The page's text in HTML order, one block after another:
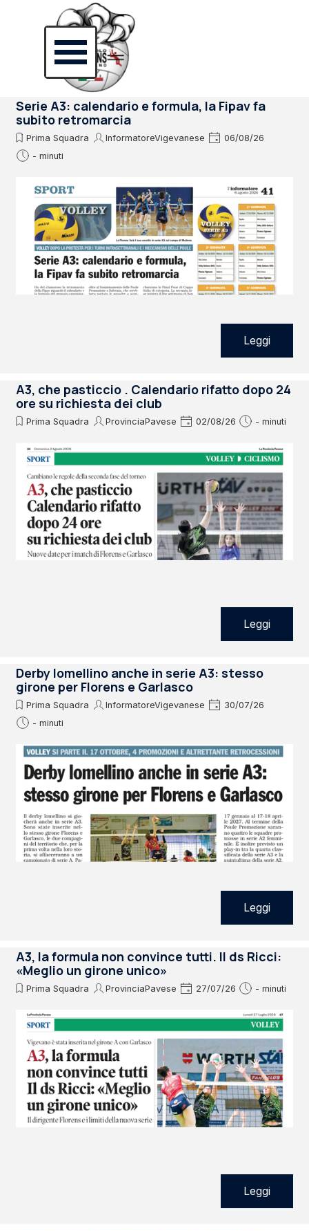
Salta menù
Serie A3: calendario e formula, la Fipav fa
subito retromarcia
Prima Squadra InformatoreVigevanese
06/08/26
- minuti
Leggi
A3, che pasticcio . Calendario rifatto dopo 24
ore su richiesta dei club
Prima Squadra ProvinciaPavese 02/08/26 - minuti
Leggi
Derby lomellino anche in serie A3: stesso
girone per Florens e Garlasco
Prima Squadra InformatoreVigevanese
30/07/26
- minuti
Leggi
A3, la formula non convince tutti. Il ds Ricci:
«Meglio un girone unico»
Prima Squadra ProvinciaPavese 27/07/26 - minuti
Leggi